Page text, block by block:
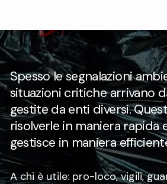
Spesso le segnalazioni
situazioni critiche arrivano
gestite da enti diversi.
risolverle in maniera rapida
gestisce in maniera
A chi è utile: pro-loco, vigili,